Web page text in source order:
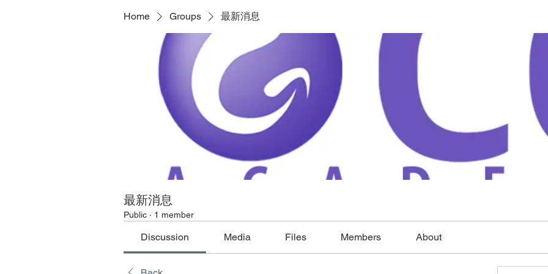
Home Groups 最新消息
最新消息
Public · 1 member
Discussion Media Files Members About